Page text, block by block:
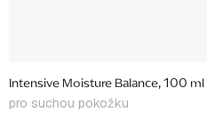
Intensive Moisture Balance, 100 ml
pro suchou pokožku